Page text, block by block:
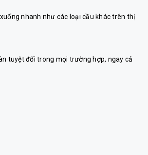
nhanh như các loại cầu khác trên thị
tuyệt đối trong mọi trường hợp, ngay cả